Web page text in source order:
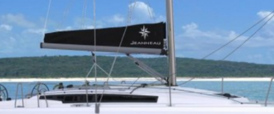
THUYỀN CŨ CHÍNH HÃNG